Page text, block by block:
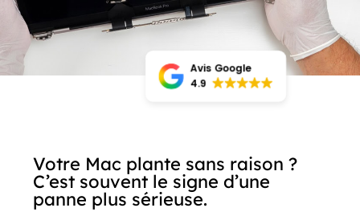
Avis Google
4.9
Votre Mac plante sans raison ?
C’est souvent le signe d’une
panne plus sérieuse.